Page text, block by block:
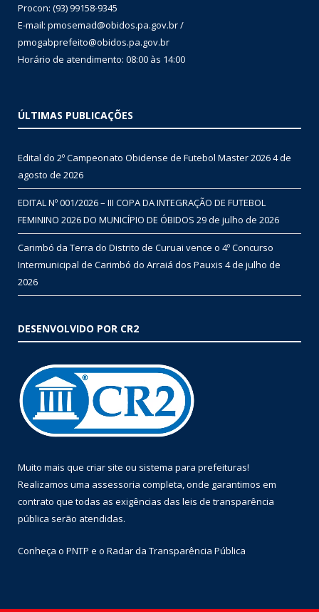
Procon: (93) 99158-9345
E-mail: pmosemad@obidos.pa.gov.br /
pmogabprefeito@obidos.pa.gov.br
Horário de atendimento: 08:00 às 14:00
ÚLTIMAS PUBLICAÇÕES
Edital do 2º Campeonato Obidense de Futebol Master 20264 de
agosto de 2026
EDITAL Nº 001/2026 – III COPA DA INTEGRAÇÃO DE FUTEBOL
FEMININO 2026 DO MUNICÍPIO DE ÓBIDOS 29 de julho de 2026
Carimbó da Terra do Distrito de Curuai vence o 4º Concurso
Intermunicipal de Carimbó do Arraiá dos Pauxis 4 de julho de
2026
DESENVOLVIDO POR CR2
Muito mais que criar site ou sistema para prefeituras!
Realizamos uma assessoria completa, onde garantimos em
contrato que todas as exigências das leis de transparência
pública serão atendidas.
Conheça o PNTP e o Radar da Transparência Pública